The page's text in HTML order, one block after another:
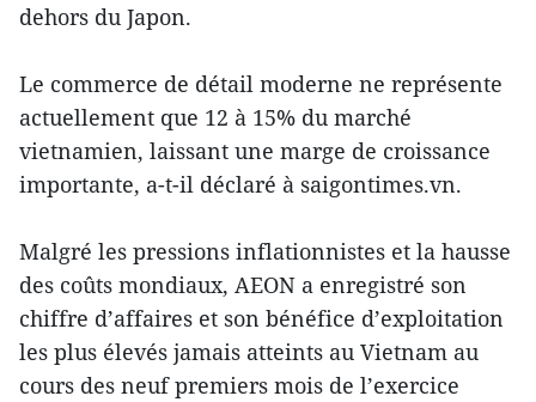
dehors du Japon.
Le commerce de détail moderne ne représente
actuellement que 12 à 15% du marché
vietnamien, laissant une marge de croissance
importante, a-t-il déclaré à saigontimes.vn.
Malgré les pressions inflationnistes et la hausse
des coûts mondiaux, AEON a enregistré son
chiffre d’affaires et son bénéfice d’exploitation
les plus élevés jamais atteints au Vietnam au
cours des neuf premiers mois de l’exercice